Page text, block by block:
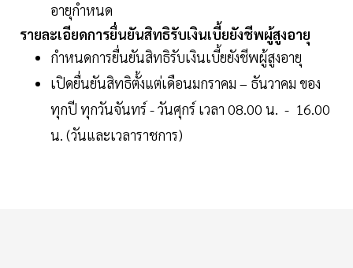
อายุกำหนด
รายละเอียดการยื่นยันสิทธิรับเงินเบี้ยยังชีพผู้สูงอายุ
กำหนดการยื่นยันสิทธิรับเงินเบี้ยยังชีพผู้สูงอายุ
เปิดยื่นยันสิทธิตั้งแต่เดือนมกราคม – ธันวาคม ของ
ทุกปี ทุกวันจันทร์ - วันศุกร์ เวลา 08.00 น. - 16.00
น. (วันและเวลาราชการ)